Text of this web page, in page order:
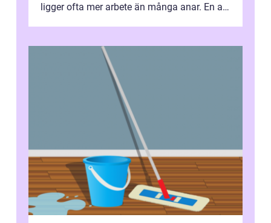
ligger ofta mer arbete än många anar. En av